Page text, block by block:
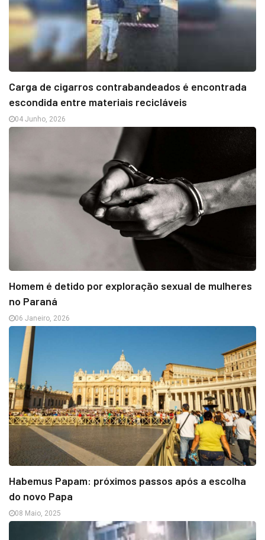
Carga de cigarros contrabandeados é encontrada
escondida entre materiais recicláveis
04 Junho, 2026
Homem é detido por exploração sexual de mulheres
no Paraná
06 Janeiro, 2026
Habemus Papam: próximos passos após a escolha
do novo Papa
08 Maio, 2025